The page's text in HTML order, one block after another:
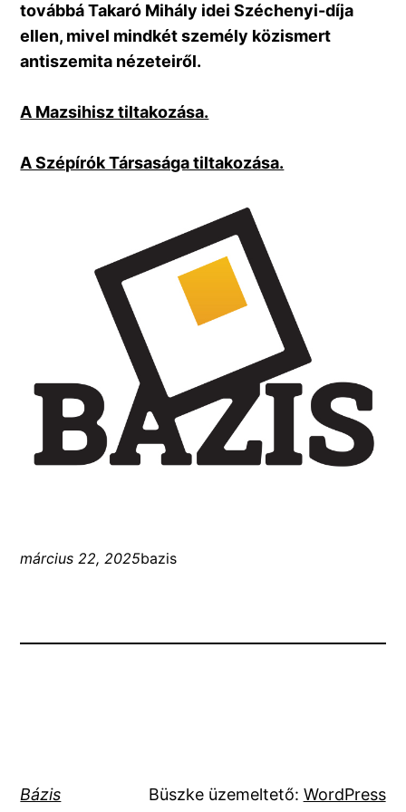
továbbá Takaró Mihály idei Széchenyi-díja
ellen, mivel mindkét személy közismert
antiszemita nézeteiről.
A Mazsihisz tiltakozása.
A Szépírók Társasága tiltakozása.
március 22, 2025bazis
Bázis Büszke üzemeltető: WordPress